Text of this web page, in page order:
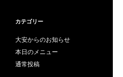
カテゴリー
大安からのお知らせ
本日のメニュー
通常投稿